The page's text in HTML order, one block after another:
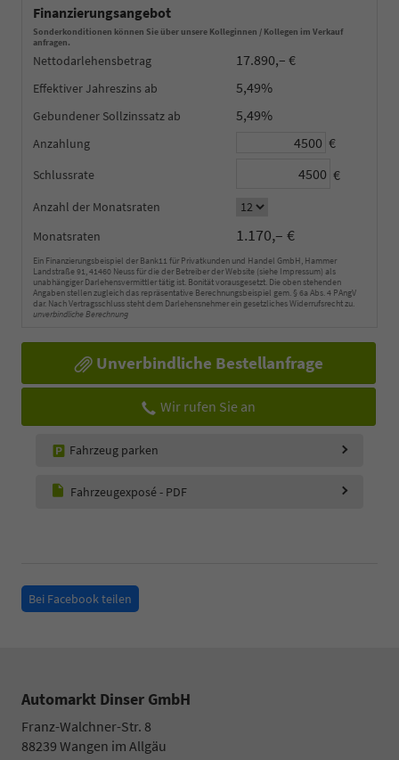
Finanzierungsangebot
Sonderkonditionen können Sie über unsere Kolleginnen / Kollegen im Verkauf
anfragen.
Nettodarlehensbetrag 17.890,– €
Effektiver Jahreszins 5,49%
Gebundener Sollzinssatz 5,49%
Anzahlung €
Schlussrate €
Anzahl der Monatsraten
Monatsraten
1.170,– €
Ein Finanzierungsbeispiel der Bank11 für Privatkunden und Handel GmbH, Hammer
Landstraße 91, 41460 Neuss für die der Betreiber der Website (siehe Impressum) als
unabhängiger Darlehensvermittler tätig ist. Bonität vorausgesetzt. Die oben stehenden
Angaben stellen zugleich das repräsentative Berechnungsbeispiel gem. § 6a Abs. 4 PAngV
dar. Nach Vertragsschluss steht dem Darlehensnehmer ein gesetzliches Widerrufsrecht zu.
unverbindliche Berechnung
Unverbindliche Bestellanfrage
Wir rufen Sie an
Fahrzeug parken
Fahrzeugexposé - PDF
Bei Facebook teilen
Automarkt Dinser GmbH
Franz-Walchner-Str. 8
88239 Wangen im Allgäu